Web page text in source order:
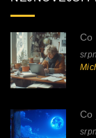
Co
Co